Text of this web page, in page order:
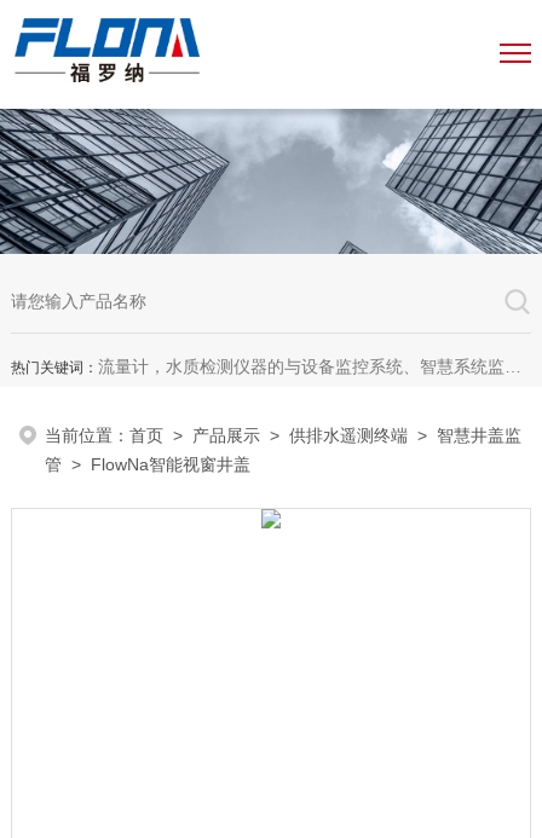
热门关键词： 流量计，水质检测仪器的与设备监控系统、智慧系统监测平台、智慧管网监测系统、园区安全生产与消防安全一体化系统
当前位置：首页 > 产品展示 >供排水遥测终端 > 智慧井盖监
管 > FlowNa智能视窗井盖